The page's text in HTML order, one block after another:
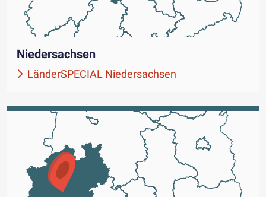
Niedersachsen
LänderSPECIAL Niedersachsen